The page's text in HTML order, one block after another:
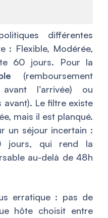
différentes
: Flexible, Modérée,
60 jours. Pour la
(remboursement
l’arrivée) ou
avant). Le filtre existe
mais il est planqué.
un séjour incertain :
jours, qui rend la
au-delà de 48h
erratique : pas de
hôte choisit entre